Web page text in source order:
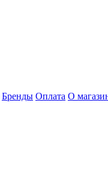
Бренды Оплата О